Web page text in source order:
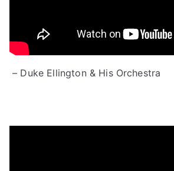
– Duke Ellington & His Orchestra